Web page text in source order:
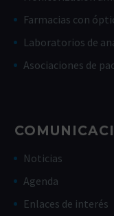
Farmacias con
Laboratorios de
Asociaciones de
Noticias
Agenda
Enlaces de interés